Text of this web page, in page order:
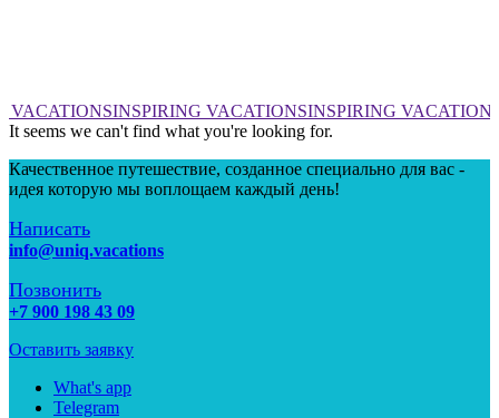
VACATIONSINSPIRING VACATIONSINSPIRING
It seems we can't find what you're looking for.
Качественное путешествие, созданное специально для вас -
идея которую мы воплощаем каждый день!
Написать
info@uniq.vacations
Позвонить
+7 900 198 43 09
Оставить заявку
What's app
Telegram